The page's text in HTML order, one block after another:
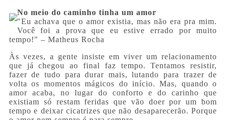
No meio do caminho tinha um amor
"Eu achava que o amor existia, mas não era pra mim.
Você foi a prova que eu estive errado por muito
tempo!" – Matheus Rocha
Às vezes, a gente insiste em viver um relacionamento
que já chegou ao final faz tempo. Tentamos resistir,
fazer de tudo para durar mais, lutando para trazer de
volta os momentos mágicos do início. Mas, quando o
amor acaba, no lugar do conforto e do carinho que
existiam só restam feridas que vão doer por um bom
tempo e deixar cicatrizes que não desaparecerão. Porque